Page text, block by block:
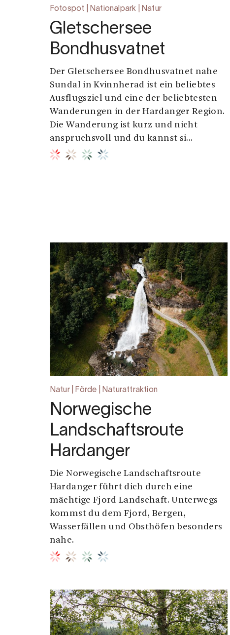
Fotospot | Nationalpark | Natur
Gletschersee
Bondhusvatnet
Der Gletschersee Bondhusvatnet nahe
Sundal in Kvinnherad ist ein beliebtes
Ausflugsziel und eine der beliebtesten
Wanderungen in der Hardanger Region.
Die Wanderung ist kurz und nicht
anspruchsvoll und du kannst si...
Natur | Förde | Naturattraktion
Norwegische
Landschaftsroute
Hardanger
Die Norwegische Landschaftsroute
Hardanger führt dich durch eine
mächtige Fjord Landschaft. Unterwegs
kommst du dem Fjord, Bergen,
Wasserfällen und Obsthöfen besonders
nahe.